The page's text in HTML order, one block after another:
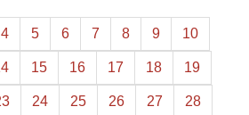
4 5 6 7 8 9 10
15 16 17 18 19
24 25 26 27 28